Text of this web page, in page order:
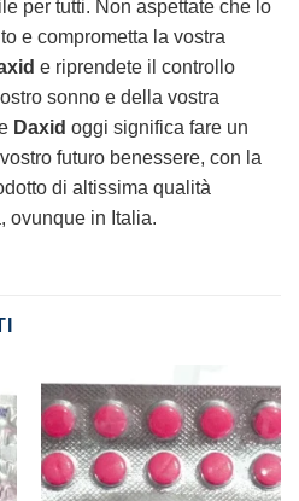
per tutti. Non aspettate che lo
e comprometta la vostra
e riprendete il controllo
sonno e della vostra
Daxid oggi significa fare un
futuro benessere, con la
di altissima qualità
ovunque in Italia.